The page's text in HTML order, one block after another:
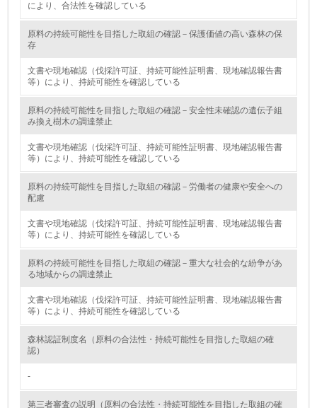
9.
<L1> 資源（投入原料、水等）とエネルギー（電力、重
油、ガス）の使用量削減の取り組みを行っている
10.
減目標や計画を立てている
環境配慮型製品・サービスの製造・販売
11.
行っている
<L2> 環境配慮型製品・サービスの製造・販売状況を把握
グリーン購入
により、合法性を確認している
原料の持続可能性を目指した取組の確認－保護価値の高い森林の保
存
文書や現地確認（伐採許可証、持続可能性証明書、現地確認報告書
等）により、持続可能性を確認している
原料の持続可能性を目指した取組の確認－安全性未確認の遺伝子組
み換え樹木の調達禁止
文書や現地確認（伐採許可証、持続可能性証明書、現地確認報告書
等）により、持続可能性を確認している
原料の持続可能性を目指した取組の確認－労働者の健康や安全への
配慮
文書や現地確認（伐採許可証、持続可能性証明書、現地確認報告書
等）により、持続可能性を確認している
原料の持続可能性を目指した取組の確認－重大な社会的な紛争があ
る地域からの調達禁止
文書や現地確認（伐採許可証、持続可能性証明書、現地確認報告書
等）により、持続可能性を確認している
森林認証制度名（原料の合法性・持続可能性を目指した取組の確
認）
-
第三者審査の説明（原料の合法性・持続可能性を目指した取組の確